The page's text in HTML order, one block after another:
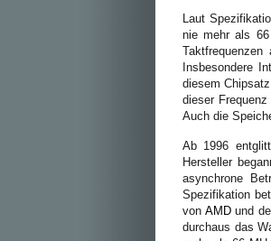
Laut
nie mehr als 66
Insbesondere
diesem
dieser
Auch die
Ab 1996
Hersteller
asynchrone
Spezifikation
von AMDund
durchaus das